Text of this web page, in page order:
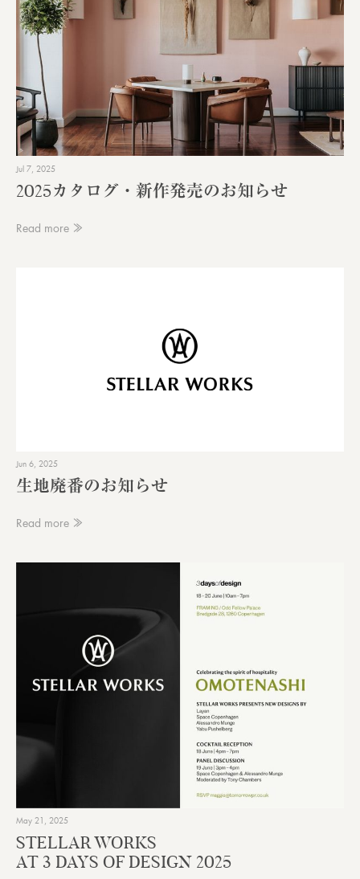
Jul 7, 2025
2025カタログ・新作発売のお知らせ
Read more ≫
Jun 6, 2025
生地廃番のお知らせ
Read more ≫
May 21, 2025
STELLAR WORKS
AT 3 DAYS OF DESIGN 2025